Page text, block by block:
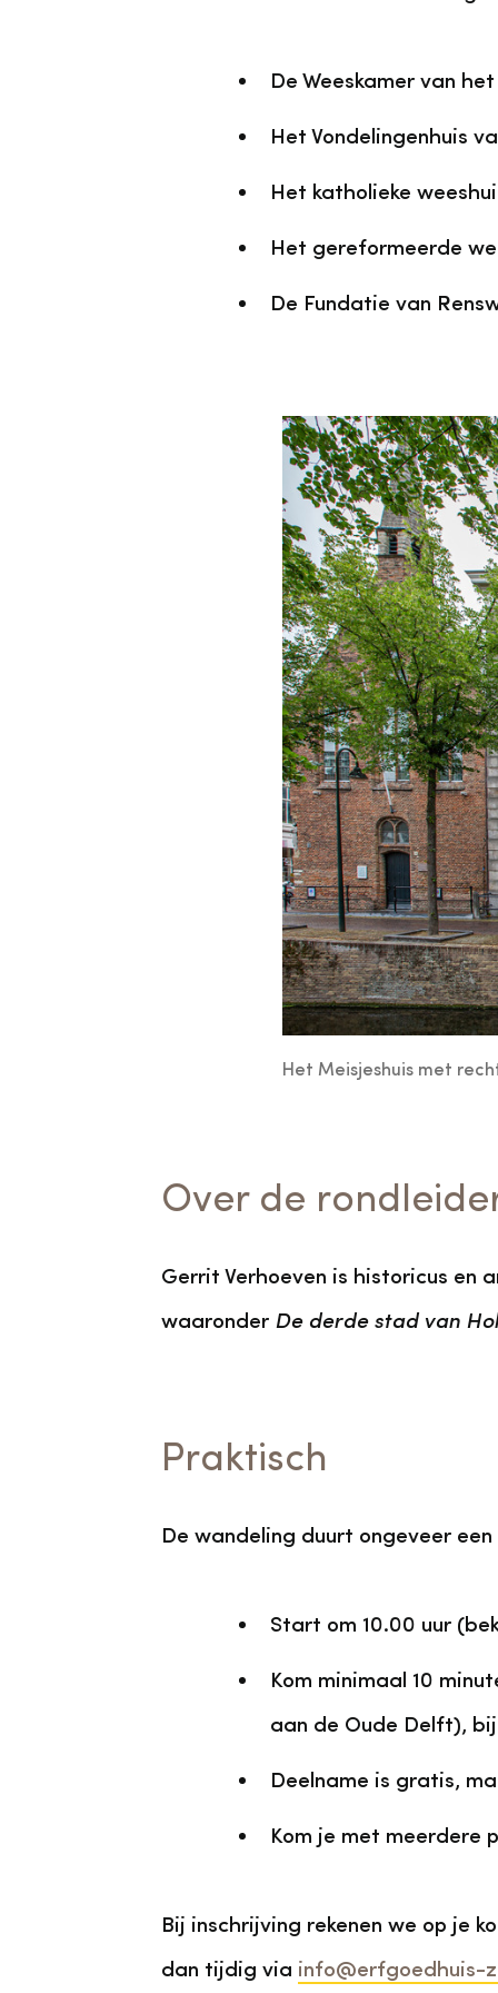
De Weeskamer van
Het Vondelingenhuis
Het katholieke
Het gereformeerde
De Fundatie van
Het Meisjeshuis met
Over de
Gerrit Verhoeven is historicus en
waaronder De derde stad van
Praktisch
De wandeling duurt ongeveer
Start om 10.00 uur
Kom minimaal 10
aan de Oude Delft),
Deelname is gratis,
Kom je met meerdere
Bij inschrijving rekenen we op je
dan tijdig via info@erfgoedhuis-